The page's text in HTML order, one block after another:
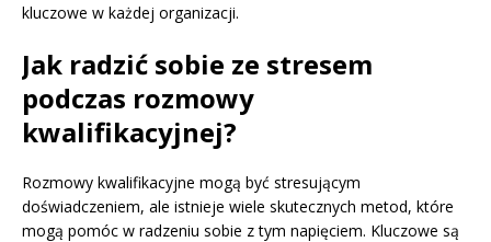
kluczowe w każdej organizacji.
Jak radzić sobie ze stresem
podczas rozmowy
kwalifikacyjnej?
Rozmowy kwalifikacyjne mogą być stresującym
doświadczeniem, ale istnieje wiele skutecznych metod, które
mogą pomóc w radzeniu sobie z tym napięciem. Kluczowe są